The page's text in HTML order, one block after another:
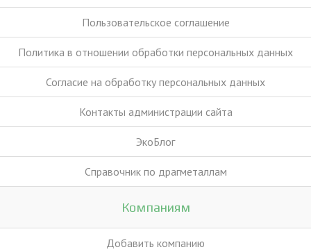
Пользовательское соглашение
Политика в отношении обработки персональных данных
Согласие на обработку персональных данных
Контакты администрации сайта
ЭкоБлог
Справочник по драгметаллам
Компаниям
Добавить компанию